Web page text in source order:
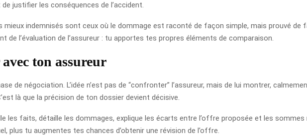
justifier les conséquences de l’accident.
indemnisés sont ceux où le dommage est raconté de façon simple, mais prouvé de
de l’évaluation de l’assureur : tu apportes tes propres éléments de comparaison.
ton assureur
de négociation. L’idée n’est pas de “confronter” l’assureur, mais de lui montrer,
là que la précision de ton dossier devient décisive.
les faits, détaille les dommages, explique les écarts entre l’offre proposée et les
plus tu augmentes tes chances d’obtenir une révision de l’offre.